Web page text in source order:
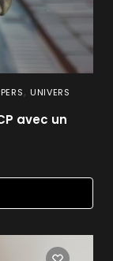
, UNIVERS
avec un